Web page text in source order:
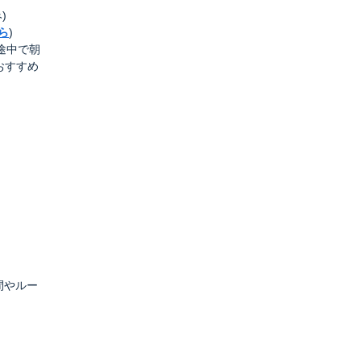
)
)
中で朝
すすめ
やルー